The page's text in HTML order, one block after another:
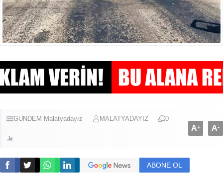
GÜNDEM Malatyadayız MALATYADAYIZ 0
A+ A-
ABONE OL